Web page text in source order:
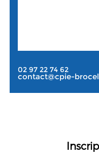
02 97 22 74 62
contact@cpie-